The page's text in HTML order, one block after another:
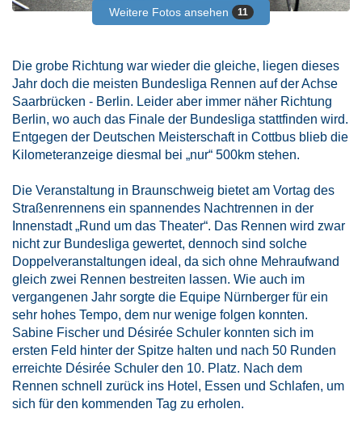
Weitere Fotos ansehen 11
Die grobe Richtung war wieder die gleiche, liegen dieses
Jahr doch die meisten Bundesliga Rennen auf der Achse
Saarbrücken - Berlin. Leider aber immer näher Richtung
Berlin, wo auch das Finale der Bundesliga stattfinden wird.
Entgegen der Deutschen Meisterschaft in Cottbus blieb die
Kilometeranzeige diesmal bei „nur“ 500km stehen.
Die Veranstaltung in Braunschweig bietet am Vortag des
Straßenrennens ein spannendes Nachtrennen in der
Innenstadt „Rund um das Theater“. Das Rennen wird zwar
nicht zur Bundesliga gewertet, dennoch sind solche
Doppelveranstaltungen ideal, da sich ohne Mehraufwand
gleich zwei Rennen bestreiten lassen. Wie auch im
vergangenen Jahr sorgte die Equipe Nürnberger für ein
sehr hohes Tempo, dem nur wenige folgen konnten.
Sabine Fischer und Désirée Schuler konnten sich im
ersten Feld hinter der Spitze halten und nach 50 Runden
erreichte Désirée Schuler den 10. Platz. Nach dem
Rennen schnell zurück ins Hotel, Essen und Schlafen, um
sich für den kommenden Tag zu erholen.